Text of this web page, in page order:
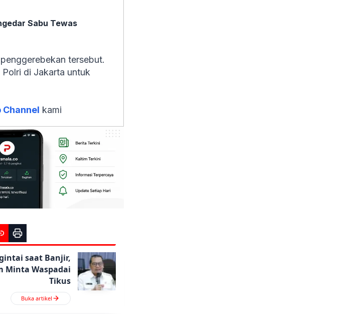
Sabu Tewas
tersebut.
di Jakarta untuk
kami
saat Banjir,
Minta Waspadai
Tikus
Buka artikel